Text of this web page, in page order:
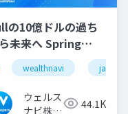
eks ecs
の10億ドルの過ち
未来へ Spring
4とJSpecifyが描
安全設計
wealthnavi java
ウェルス
ナビ株式
44.1K